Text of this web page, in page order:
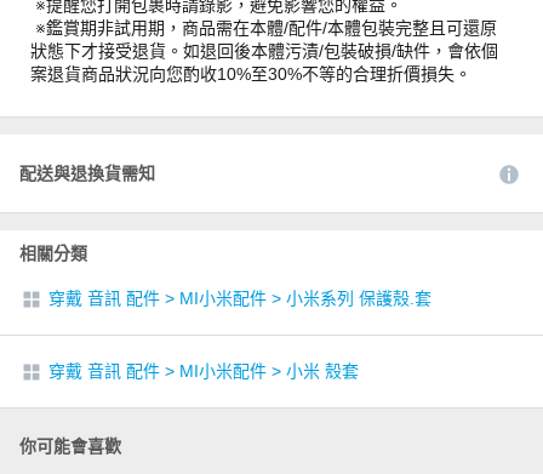
※提醒您打開包裹時請錄影，避免影響您的權益。
※鑑賞期非試用期，商品需在本體/配件/本體包裝完整且可還原
狀態下才接受退貨。如退回後本體污漬/包裝破損/缺件，會依個
案退貨商品狀況向您酌收10%至30%不等的合理折價損失。
配送與退換貨需知
相關分類
穿戴 音訊 配件 > MI小米配件 > 小米系列 保護殼.套
穿戴 音訊 配件 > MI小米配件 > 小米 殼套
你可能會喜歡